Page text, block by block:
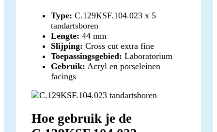
Type: C.129KSF.104.023 x 5
tandartsboren
Lengte: 44 mm
Slijping: Cross cut extra fine
Toepassingsgebied: Laboratorium
Gebruik: Acryl en porseleinen
facings
Hoe gebruik je de